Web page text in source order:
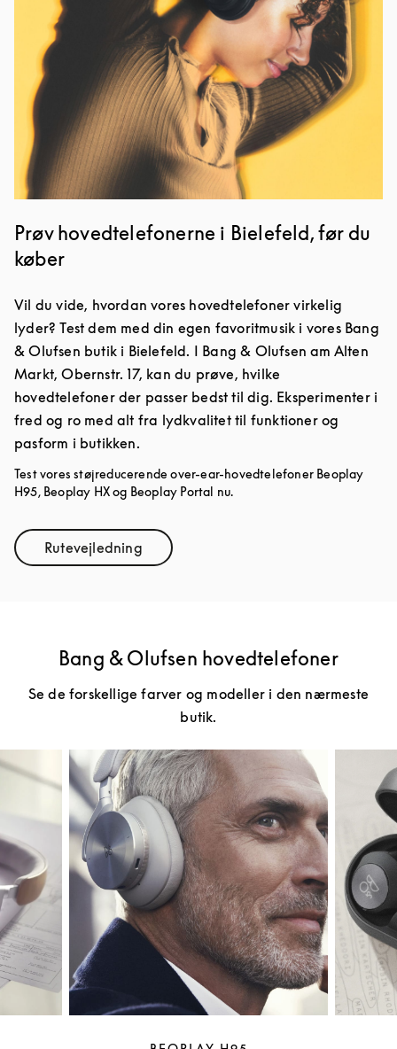
Prøv hovedtelefonerne i Bielefeld, før du
køber
Vil du vide, hvordan vores hovedtelefoner virkelig
lyder? Test dem med din egen favoritmusik i vores Bang
& Olufsen butik i Bielefeld. I Bang & Olufsen am Alten
Markt, Obernstr. 17, kan du prøve, hvilke
hovedtelefoner der passer bedst til dig. Eksperimenter i
fred og ro med alt fra lydkvalitet til funktioner og
pasform i butikken.
Test vores støjreducerende over-ear-hovedtelefoner Beoplay
H95, Beoplay HX og Beoplay Portal nu.
RutevejledningLink Opens in New Tab
Bang & Olufsen hovedtelefoner
Se de forskellige farver og modeller i den nærmeste
butik.